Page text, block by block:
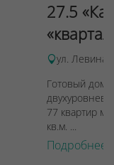
27.5
ул. Левина,
Готовый дом
77 квартир
кв.м. ...
Подробнее